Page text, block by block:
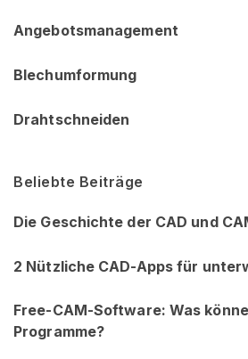
Angebotsmanagement
Blechumformung
Drahtschneiden
Beliebte Beiträge
Die Geschichte der CAD und
2 Nützliche CAD-Apps für
Free-CAM-Software: Was
Programme?